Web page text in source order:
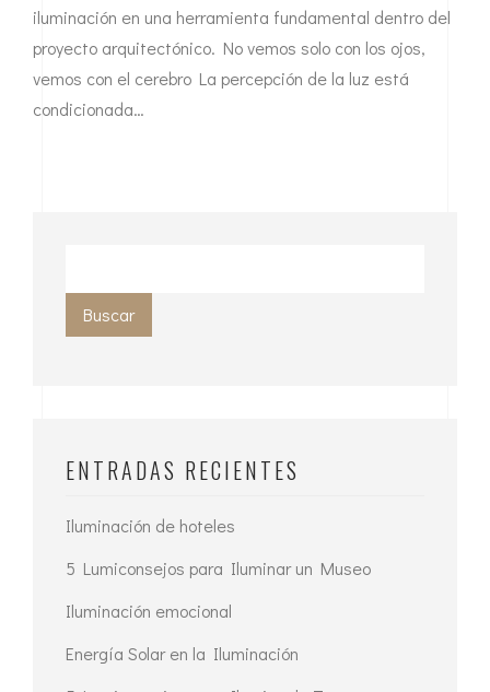
iluminación en una herramienta fundamental dentro del
proyecto arquitectónico. No vemos solo con los ojos,
vemos con el cerebro La percepción de la luz está
condicionada…
Buscar
ENTRADAS RECIENTES
Iluminación de hoteles
5 Lumiconsejos para Iluminar un Museo
Iluminación emocional
Energía Solar en la Iluminación